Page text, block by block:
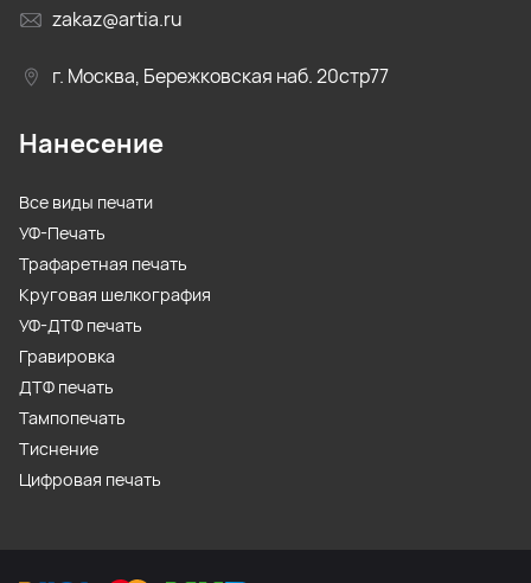
zakaz@artia.ru
г. Москва, Бережковская наб. 20стр77
Нанесение
Все виды печати
УФ-Печать
Трафаретная печать
Круговая шелкография
УФ-ДТФ печать
Гравировка
ДТФ печать
Тампопечать
Тиснение
Цифровая печать